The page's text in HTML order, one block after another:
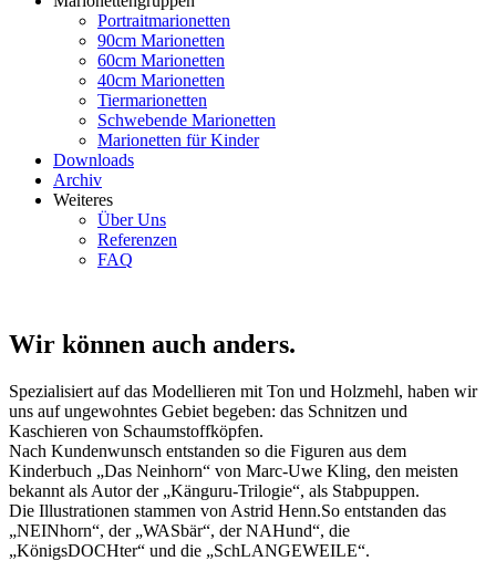
Portraitmarionetten
90cm Marionetten
60cm Marionetten
40cm Marionetten
Tiermarionetten
Schwebende Marionetten
Marionetten für Kinder
Downloads
Archiv
Weiteres
Über Uns
Referenzen
FAQ
Wir können auch anders.
Spezialisiert auf das Modellieren mit Ton und Holzmehl, haben wir
uns auf ungewohntes Gebiet begeben: das Schnitzen und
Kaschieren von Schaumstoffköpfen.
Nach Kundenwunsch entstanden so die Figuren aus dem
Kinderbuch „Das Neinhorn“ von Marc-Uwe Kling, den meisten
bekannt als Autor der „Känguru-Trilogie“, als Stabpuppen.
Die Illustrationen stammen von Astrid Henn.So entstanden das
„NEINhorn“, der „WASbär“, der NAHund“, die
„KönigsDOCHter“ und die „SchLANGEWEILE“.